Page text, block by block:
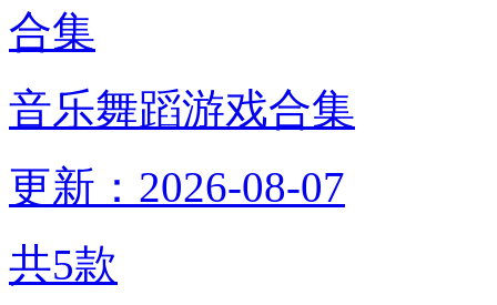
音乐舞蹈游戏合集
更新：2026-08-07
共5款